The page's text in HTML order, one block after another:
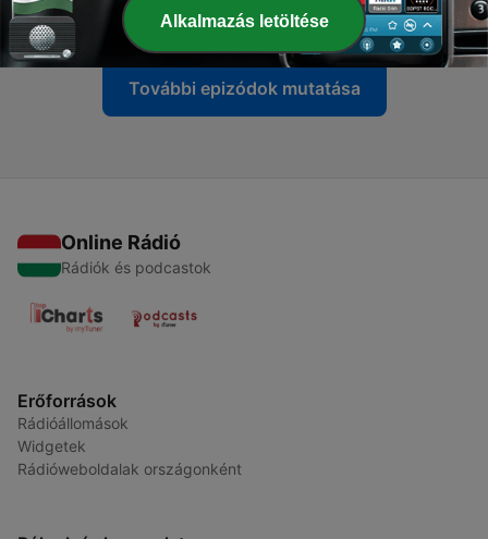
04 febr. 2022
További epizódok mutatása
Online Rádió
Rádiók és podcastok
Erőforrások
Rádióállomások
Widgetek
Rádióweboldalak országonként
Alkalmazás letöltése